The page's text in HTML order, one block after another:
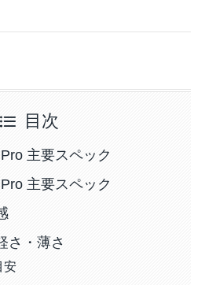
目次
主要スペック
主要スペック
さ・薄さ
安